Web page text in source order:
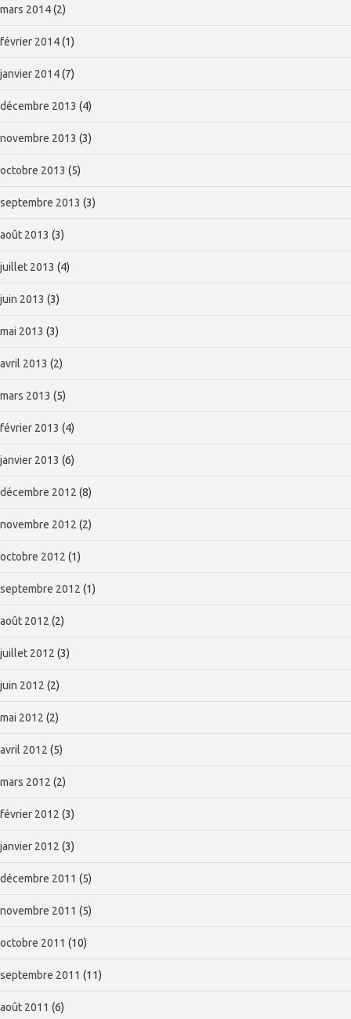
mars 2014(2)
février 2014(1)
janvier 2014(7)
décembre 2013 (4)
novembre 2013 (3)
octobre 2013 (5)
septembre 2013 (3)
août 2013 (3)
juillet 2013 (4)
juin 2013 (3)
mai 2013 (3)
avril 2013 (2)
mars 2013 (5)
février 2013 (4)
janvier 2013 (6)
décembre 2012 (8)
novembre 2012 (2)
octobre 2012 (1)
septembre 2012 (1)
août 2012 (2)
juillet 2012 (3)
juin 2012 (2)
mai 2012 (2)
avril 2012 (5)
mars 2012 (2)
février 2012 (3)
janvier 2012 (3)
décembre 2011 (5)
novembre 2011 (5)
octobre 2011 (10)
septembre 2011 (11)
août 2011 (6)